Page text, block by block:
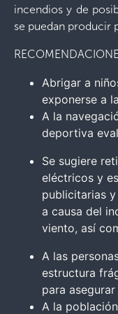
incendios y de
se puedan producir
Abrigar a
exponerse a
A la
deportiva
Se sugiere
eléctricos y
publicitarias
a causa del
viento, así
A las
estructura
para
A la